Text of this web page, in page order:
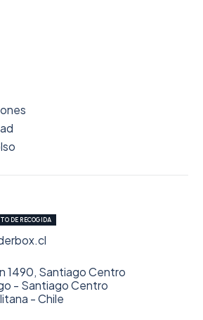
DE RECOGIDA
1490, Santiago Centro
- Santiago Centro
- Chile